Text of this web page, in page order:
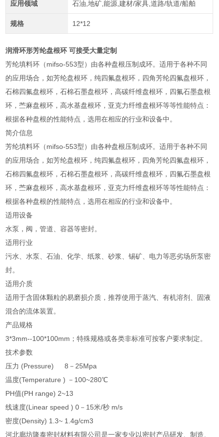
应用领域 石油,地矿,能源,建材/家具,道路/轨道/船舶
规格 12*12
润滑环形芳纶盘根环 可接受大量定制
芳纶填料环（mifso-553型）由各种盘根压制成环。适用于各种不同
的应用场合，如芳纶盘根环，纯四氟盘根环，四角芳纶四氟盘根环，
石棉四氟盘根环，石棉石墨盘根环，高碳纤维盘根环，四氟石墨盘根
环，苎麻盘根环，高水基盘根环，亚克力纤维盘根环等等性能特点：
根据各种盘根的性能特点，选用在相应的行业和设备中。
简介信息
芳纶填料环（mifso-553型）由各种盘根压制成环。适用于各种不同
的应用场合，如芳纶盘根环，纯四氟盘根环，四角芳纶四氟盘根环，
石棉四氟盘根环，石棉石墨盘根环，高碳纤维盘根环，四氟石墨盘根
环，苎麻盘根环，高水基盘根环，亚克力纤维盘根环等等性能特点：
根据各种盘根的性能特点，选用在相应的行业和设备中。
适用设备
水泵，阀，管道、容器等密封。
适用行业
污水、水泵、石油、化学、纸浆、砂浆、锡矿、电力等恶劣场所泵密
封。
适用介质
适用于含固体颗粒的易磨损介质，推荐使用于蒸汽、有机溶剂、固液
混合的流体装置。
产品规格
3*3mm--100*100mm；特殊规格或各类非标准可按客户要求制定。
技术参数
压力 (Pressure) 8－25Mpa
温度(Temperature ) －100~280℃
PH值(PH range) 2~13
线速度(Linear speed ) 0－15米/秒 m/s
密度(Density) 1.3~ 1.4g/cm3
河北廊坊隆泰密封材料有限公司是一家专业以密封产品研发、制造、